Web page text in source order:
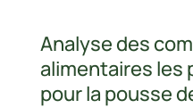
Analyse des
alimentaires les
pour la pousse